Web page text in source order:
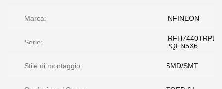
Marca: INFINEON
Serie:
PQFN5X6
Stile di montaggio: SMD/SMT